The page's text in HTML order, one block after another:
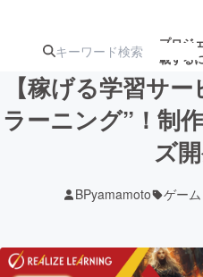
プロジ
載する
注目の新着
【稼げる学習サ
ラーニング”！制
ズ
BPyamamoto ゲー